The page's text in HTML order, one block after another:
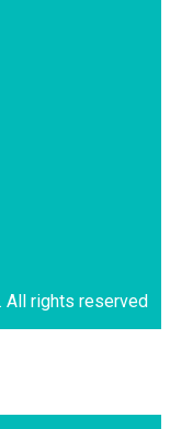
All rights reserved